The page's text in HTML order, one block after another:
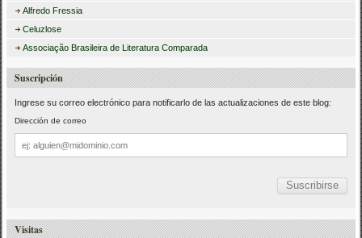
Alfredo Fressia
Celuzlose
Associação Brasileira de Literatura Comparada
Suscripción
Ingrese su correo electrónico para notificarlo de las actualizaciones de este blog:
Dirección de correo
Dirección
de
correo
Visitas